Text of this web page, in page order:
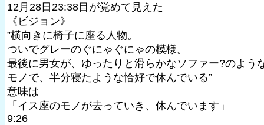
12月28日23:38目が覚めて見えた
《ビジョン》
”横向きに椅子に座る人物。
ついでグレーのぐにゃぐにゃの模様。
最後に男女が、ゆったりと滑らかなソファー?のよう
モノで、半分寝たような恰好で休んでいる”
意味は
「イス座のモノが去っていき、休んでいます」
9:26